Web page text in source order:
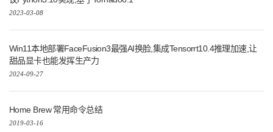
2023-03-08
Win11本地部署FaceFusion3最强AI换脸,集成Tensorrt10.4推理加速,让
甜品显卡也能发挥生产力
2024-09-27
Home Brew 常用命令总结
2019-03-16